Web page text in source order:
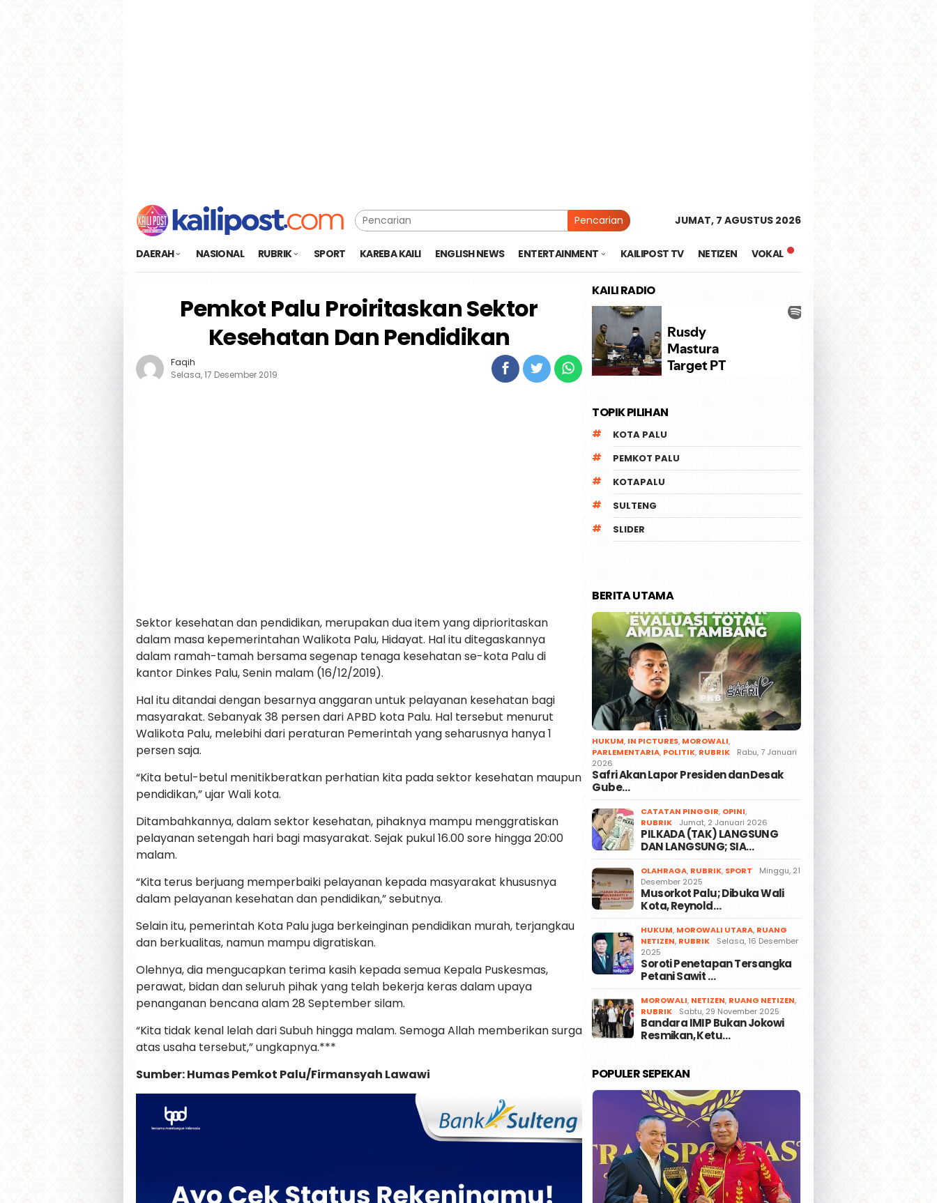
Pencarian JUMAT, 7 AGUSTUS 2026
DAERAH NASIONAL RUBRIK SPORT KAREBA KAILI ENGLISH NEWS ENTERTAINMENT KAILIPOST TV NETIZEN VOKAL
Pemkot Palu Proiritaskan Sektor
Kesehatan Dan Pendidikan
Faqih
Selasa, 17 Desember 2019
Sektor kesehatan dan pendidikan, merupakan dua item yang diprioritaskan
dalam masa kepemerintahan Walikota Palu, Hidayat. Hal itu ditegaskannya
dalam ramah-tamah bersama segenap tenaga kesehatan se-kota Palu di
kantor Dinkes Palu, Senin malam (16/12/2019).
Hal itu ditandai dengan besarnya anggaran untuk pelayanan kesehatan bagi
masyarakat. Sebanyak 38 persen dari APBD kota Palu. Hal tersebut menurut
Walikota Palu, melebihi dari peraturan Pemerintah yang seharusnya hanya 1
persen saja.
“Kita betul-betul menitikberatkan perhatian kita pada sektor kesehatan maupun
pendidikan,” ujar Wali kota.
Ditambahkannya, dalam sektor kesehatan, pihaknya mampu menggratiskan
pelayanan setengah hari bagi masyarakat. Sejak pukul 16.00 sore hingga 20:00
malam.
“Kita terus berjuang memperbaiki pelayanan kepada masyarakat khususnya
dalam pelayanan kesehatan dan pendidikan,” sebutnya.
Selain itu, pemerintah Kota Palu juga berkeinginan pendidikan murah, terjangkau
dan berkualitas, namun mampu digratiskan.
Olehnya, dia mengucapkan terima kasih kepada semua Kepala Puskesmas,
perawat, bidan dan seluruh pihak yang telah bekerja keras dalam upaya
penanganan bencana alam 28 September silam.
“Kita tidak kenal lelah dari Subuh hingga malam. Semoga Allah memberikan surga
atas usaha tersebut,” ungkapnya.***
Sumber: Humas Pemkot Palu/Firmansyah Lawawi
KAILI RADIO
TOPIK PILIHAN
KOTA PALU
PEMKOT PALU
KOTAPALU
SULTENG
SLIDER
BERITA UTAMA
HUKUM, IN PICTURES, MOROWALI,
PARLEMENTARIA, POLITIK, RUBRIK
Rabu, 7 Januari
2026
Safri Akan Lapor Presiden dan Desak
Gube…
CATATAN PINGGIR, OPINI,
RUBRIK
Jumat, 2 Januari 2026
PILKADA (TAK) LANGSUNG
DAN LANGSUNG; SIA…
OLAHRAGA, RUBRIK, SPORT
Minggu, 21
Desember 2025
Musorkot Palu; Dibuka Wali
Kota, Reynold…
HUKUM, MOROWALI UTARA, RUANG
NETIZEN, RUBRIK
Selasa, 16 Desember
2025
Soroti Penetapan Tersangka
Petani Sawit …
MOROWALI, NETIZEN, RUANG NETIZEN,
RUBRIK
Sabtu, 29 November 2025
Bandara IMIP Bukan Jokowi
Resmikan, Ketu…
POPULER SEPEKAN